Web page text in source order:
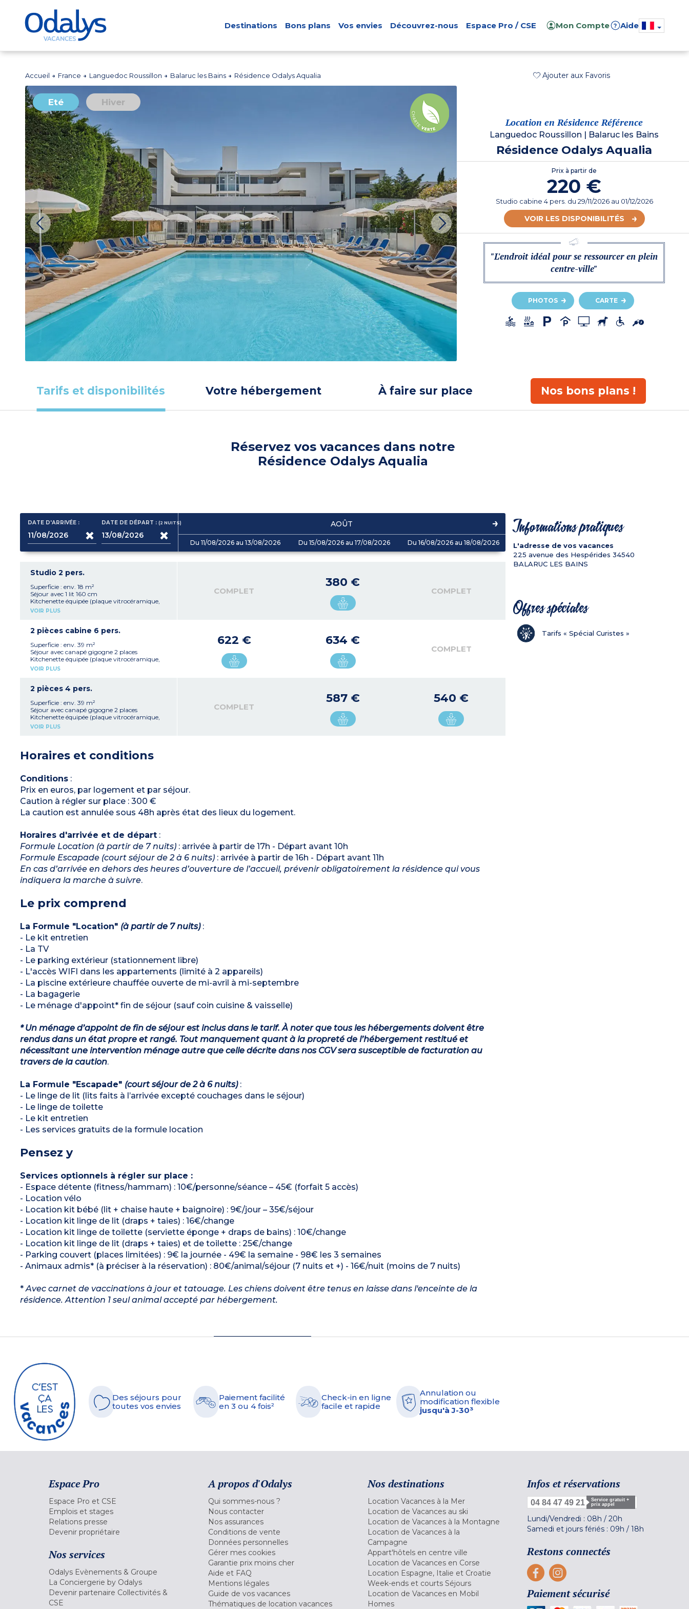
Destinations Bons plans Vos envies Découvrez-nous Espace Pro / CSE Mon Compte ? Aide
Accueil France Languedoc Roussillon Balaruc les Bains Résidence Odalys Aqualia Ajouter aux Favoris
Eté Hiver
Location en Résidence Référence
Languedoc Roussillon Balaruc les Bains
Résidence Odalys Aqualia
Prix à partir de
220 €
Studio cabine 4 pers. du 29/11/2026au 01/12/2026
VOIR LES DISPONIBILITÉS
"L'endroit idéal pour se ressourcer en plein
centre-ville"
PHOTOS CARTE
Tarifs et disponibilités Votre hébergement À faire sur place Nos bons plans !
Réservez vos vacances dans notre
Résidence Odalys Aqualia
DATE D'ARRIVÉE : DATE DE DÉPART :(2NUITS) AOÛT
Du 11/08/2026 au 13/08/2026 Du 15/08/2026 au 17/08/2026 Du 16/08/2026 au 18/08/2026
Studio 2 pers.
Superficie : env. 18 m²
Séjour avec 1 lit 160 cm
Kitchenette équipée (plaque vitrocéramique,
micro-ondes/gril, réfrigérateur TOP, bouilloire,
Climatisation
Balcon (2m²)
VOIR PLUS
COMPLET
380 €
COMPLET
2 pièces cabine 6 pers.
Superficie : env. 39 m²
Séjour avec canapé gigogne 2 places
Kitchenette équipée (plaque vitrocéramique,
micro-ondes/gril, lave-vaisselle, réfrigérateur-
Cabine attenante à la chambre avec 1 lit 140
cm
Salle de douche avec WC
Climatisation (dans la pièce à vivre et dans la
chambre)
Balcons (2x5m²)
VOIR PLUS
622 € 634 €
COMPLET
2 pièces 4 pers.
Superficie : env. 39 m²
Séjour avec canapé gigogne 2 places
Kitchenette équipée (plaque vitrocéramique,
micro-ondes/gril, lave-vaisselle, réfrigérateur
Climatisation (dans la pièce à vivre et dans la
chambre)
VOIR PLUS
COMPLET
587 € 540 €
Horaires et conditions
Conditions:
Prix en euros, par logement et par séjour.
Caution à régler sur place : 300 €
La caution est annulée sous 48h après état des lieux du logement.
Horaires d'arrivée et de départ:
Formule Location (à partir de 7 nuits): arrivée à partir de 17h - Départ avant 10h
Formule Escapade (court séjour de 2 à 6 nuits): arrivée à partir de 16h - Départ avant 11h
En cas d’arrivée en dehors des heures d’ouverture de l’accueil, prévenir obligatoirement la résidence qui vous
indiquera la marche à suivre.
Le prix comprend
La Formule "Location" (à partir de 7 nuits):
- Le kit entretien
- La TV
- Le parking extérieur (stationnement libre)
- L'accès WIFI dans les appartements (limité à 2 appareils)
- La piscine extérieure chauffée ouverte de mi-avril à mi-septembre
- La bagagerie
- Le ménage d'appoint* fin de séjour (sauf coin cuisine & vaisselle)
* Un ménage d’appoint de fin de séjour est inclus dans le tarif. À noter que tous les hébergements doivent être
rendus dans un état propre et rangé. Tout manquement quant à la propreté de l’hébergement restitué et
nécessitant une intervention ménage autre que celle décrite dans nos CGV sera susceptible de facturation au
travers de la caution.
La Formule "Escapade" (court séjour de 2 à 6 nuits):
- Le linge de lit (lits faits à l’arrivée excepté couchages dans le séjour)
- Le linge de toilette
- Le kit entretien
- Les services gratuits de la formule location
Pensez y
Services optionnels à régler sur place :
- Espace détente (fitness/hammam) : 10€/personne/séance – 45€ (forfait 5 accès)
- Location vélo
- Location kit bébé (lit + chaise haute + baignoire) : 9€/jour – 35€/séjour
- Location kit linge de lit (draps + taies) : 16€/change
- Location kit linge de toilette (serviette éponge + draps de bains) : 10€/change
- Location kit linge de lit (draps + taies) et de toilette : 25€/change
- Parking couvert (places limitées) : 9€ la journée - 49€ la semaine - 98€ les 3 semaines
- Animaux admis* (à préciser à la réservation) : 80€/animal/séjour (7 nuits et +) - 16€/nuit (moins de 7 nuits)
*Avec carnet de vaccinations à jour et tatouage. Les chiens doivent être tenus en laisse dans l'enceinte de la
résidence. Attention 1 seul animal accepté par hébergement.
Informations pratiques
L'adresse de vos vacances
225 avenue des Hespérides 34540
BALARUC LES BAINS
Offres spéciales
Tarifs « Spécial Curistes »
Des séjours pour
toutes vos envies
Paiement facilité
en 3 ou 4 fois²
Check-in en ligne
facile et rapide
Annulation ou
modification flexible
jusqu'à J-30³
Espace Pro
Espace Pro et CSE
Emplois et stages
Relations presse
Devenir propriétaire
Nos services
Odalys Evènements & Groupe
La Conciergerie by Odalys
Devenir partenaire Collectivités &
CSE
A propos d'Odalys
Qui sommes-nous ?
Nous contacter
Nos assurances
Conditions de vente
Données personnelles
Gérer mes cookies
Garantie prix moins cher
Aide et FAQ
Mentions légales
Guide de vos vacances
Thématiques de location vacances
Nos destinations
Location Vacances à la Mer
Location de Vacances au ski
Location de Vacances à la Montagne
Location de Vacances à la
Campagne
Appart'hôtels en centre ville
Location de Vacances en Corse
Location Espagne, Italie et Croatie
Week-ends et courts Séjours
Location de Vacances en Mobil
Homes
Infos et réservations
04 84 47 49 21
Service gratuit +
prix appel
Lundi/Vendredi : 08h / 20h
Samedi et jours fériés : 09h / 18h
Restons connectés
Paiement sécurisé